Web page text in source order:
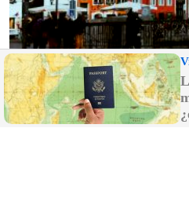
¿De verdad hacen esto?
Costumbres que rompen todos